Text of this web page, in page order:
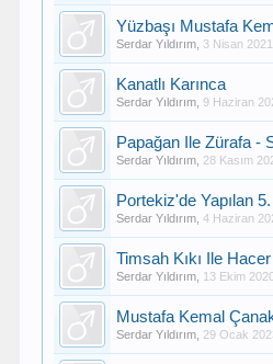
Yüzbaşı Mustafa
Serdar Yıldırım 3 Nisan 2021
Kanatlı Karınca
Serdar Yıldırım ,9 Haziran
Papağan Ile Zürafa -
Serdar Yıldırım 28 Kasım
Portekiz'de Yapılan
Serdar Yıldırım ,4 Haziran
Timsah Kıkı Ile Hacer
Serdar Yıldırım 13 Ekim
Mustafa Kemal
Serdar Yıldırım 29 Ocak